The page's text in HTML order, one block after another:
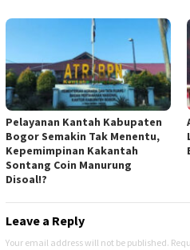
Pelayanan Kantah Kabupaten
Bogor Semakin Tak Menentu,
Kepemimpinan Kakantah
Sontang Coin Manurung
Disoal!?
Leave a Reply
Your email address will not be published.